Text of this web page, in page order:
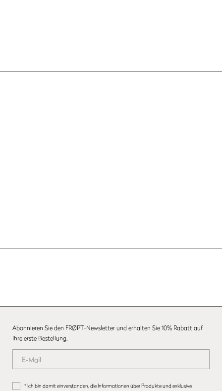
Abonnieren Sie den FRØPT-Newsletter und erhalten Sie 10% Rabatt auf
Ihre erste Bestellung.
* Ich bin damit einverstanden, die Informationen über Produkte und exklusive